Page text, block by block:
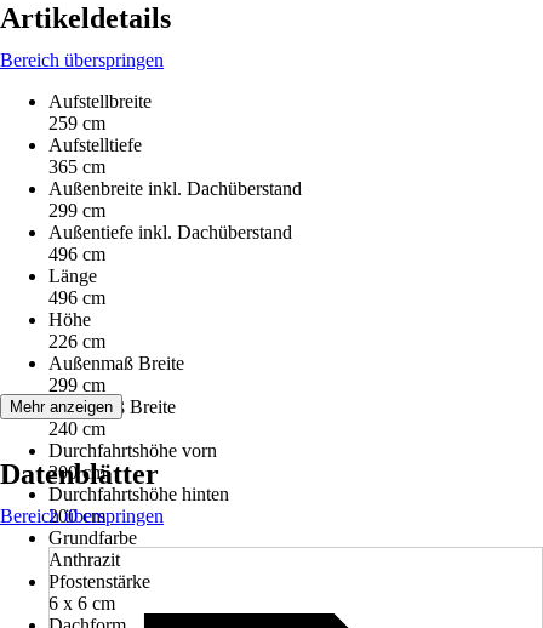
Artikeldetails
Bereich überspringen
Aufstellbreite
259 cm
Aufstelltiefe
365 cm
Außenbreite inkl. Dachüberstand
299 cm
Außentiefe inkl. Dachüberstand
496 cm
Länge
496 cm
Höhe
226 cm
Außenmaß Breite
299 cm
Innenmaß Breite
240 cm
Durchfahrtshöhe vorn
200 cm
Durchfahrtshöhe hinten
200 cm
Grundfarbe
Anthrazit
Pfostenstärke
6 x 6 cm
Mehr anzeigen
Datenblätter
Bereich überspringen